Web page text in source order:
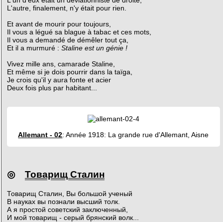
L'autre, finalement, n'y était pour rien.
Et avant de mourir pour toujours,
Il vous a légué sa blague à tabac et ces mots,
Il vous a demandé de démêler tout ça,
Et il a murmuré : Staline est un génie !
Vivez mille ans, camarade Staline,
Et même si je dois pourrir dans la taïga,
Je crois qu'il y aura fonte et acier
Deux fois plus par habitant...
Allemant - 02: Année 1918: La grande rue d'Allemant, Aisne
◎ Товарищ Сталин
Товарищ Сталин, Вы большой ученый
В науках вы познали высший толк.
А я простой советский заключенный,
И мой товарищ - серый брянский волк...